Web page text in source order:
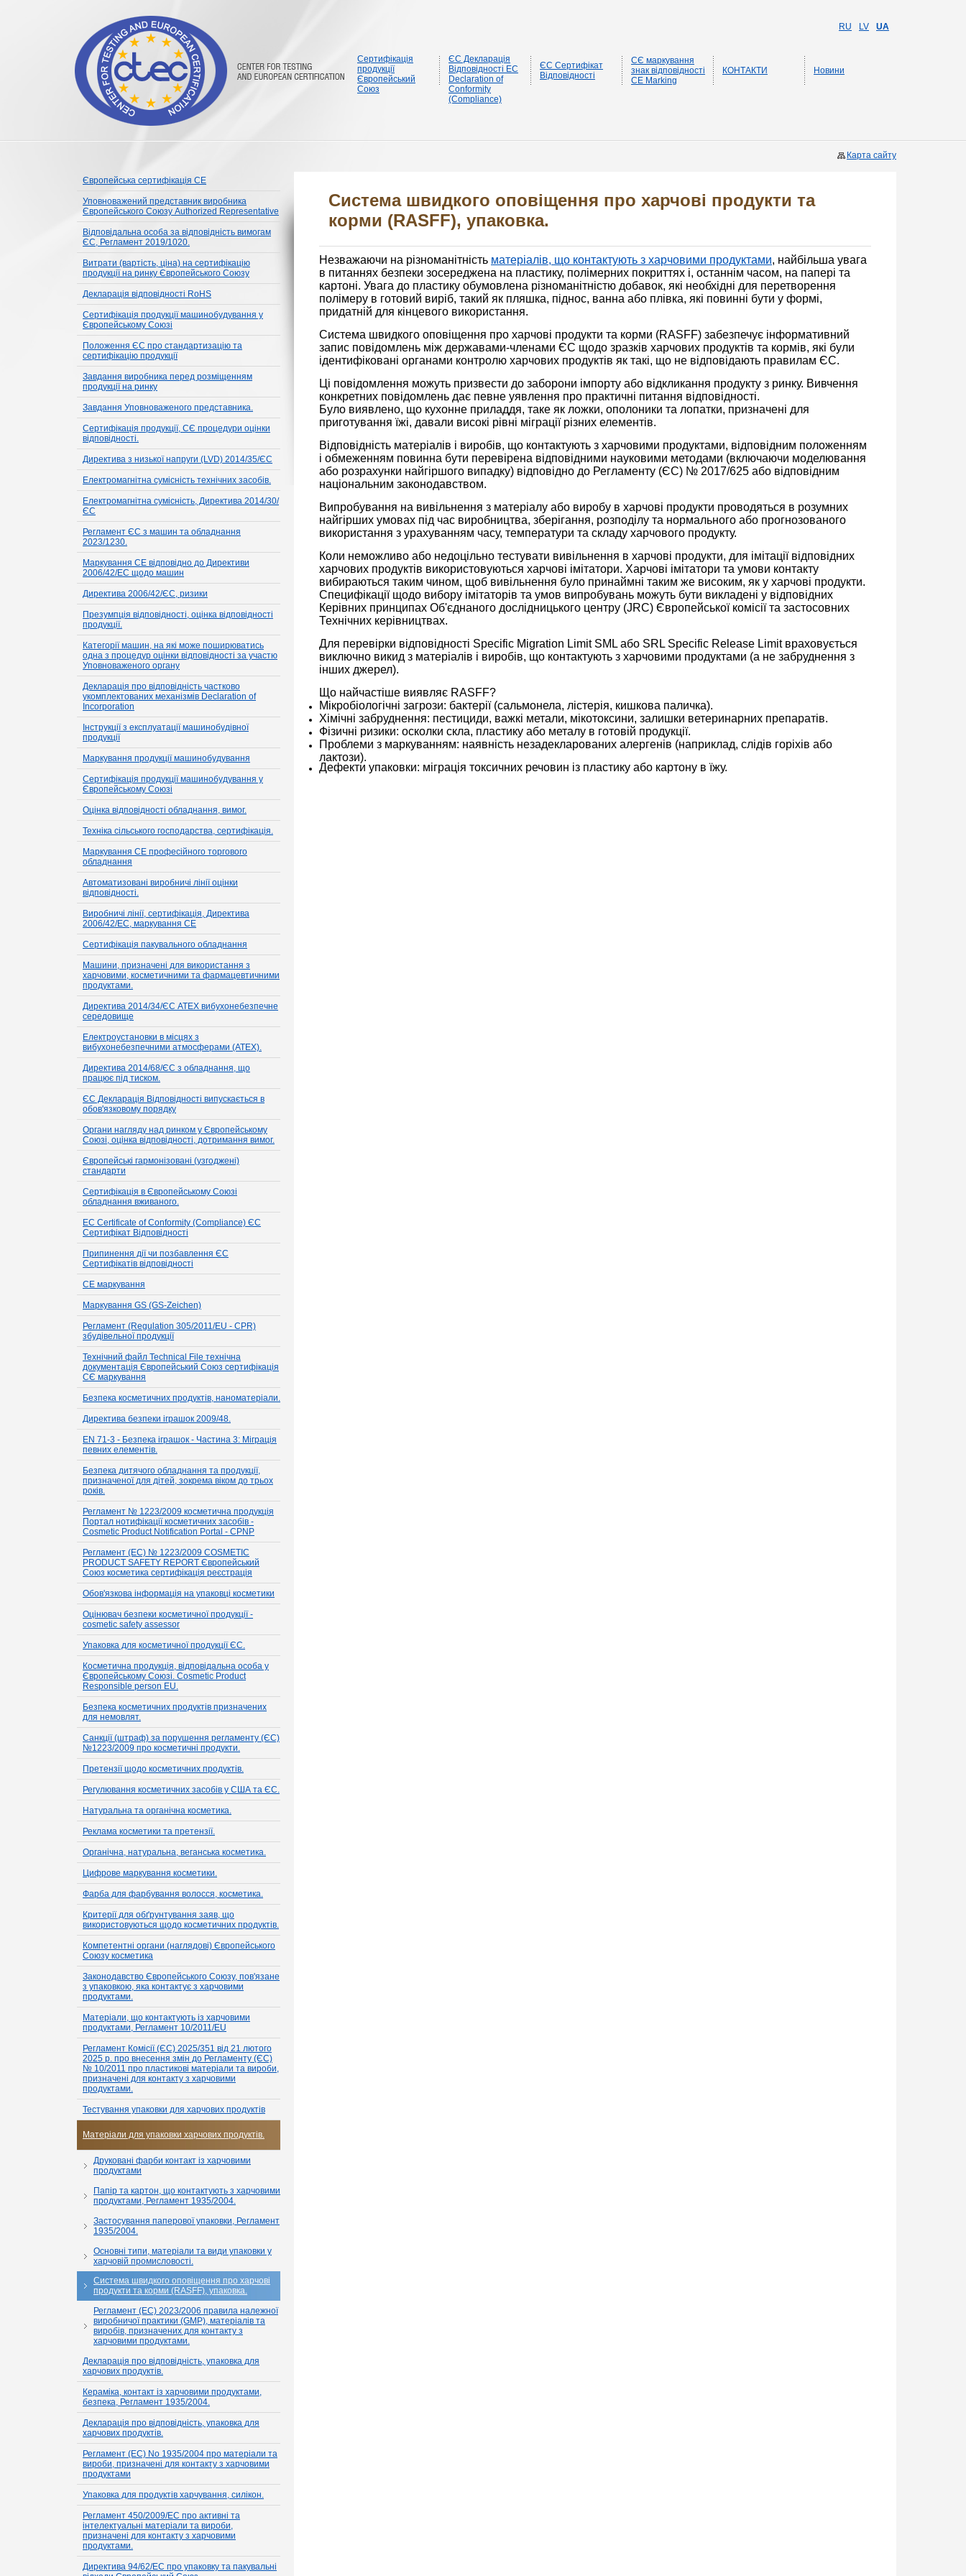
Сертифікація
продукції
Європейський
Союз
ЄС Декларація
Відповідності EC
Declaration of
Conformity
(Compliance)
ЄС Сертифікат
Відповідності
CЄ маркування
знак відповідності
CE Marking
КОНТАКТИ Новини
RU LV UA
Карта сайту
Європейська сертифікація CE
Уповноважений представник виробника
Європейського Союзу Authorized Representative
Відповідальна особа за відповідність вимогам
ЄС, Регламент 2019/1020.
Витрати (вартість, ціна) на сертифікацію
продукції на ринку Європейського Союзу
Декларація відповідності RoHS
Сертифікація продукції машинобудування у
Європейському Союзі
Положення ЄС про стандартизацію та
сертифікацію продукції
Завдання виробника перед розміщенням
продукції на ринку
Завдання Уповноваженого представника.
Сертифікація продукції, СЄ процедури оцінки
відповідності.
Директива з низької напруги (LVD) 2014/35/ЄС
Електромагнітна сумісність технічних засобів.
Електромагнітна сумісність, Директива 2014/30/
ЄС
Регламент ЄС з машин та обладнання
2023/1230.
Маркування CE відповідно до Директиви
2006/42/EC щодо машин
Директива 2006/42/ЄС, ризики
Презумпція відповідності, оцінка відповідності
продукції.
Категорії машин, на які може поширюватись
одна з процедур оцінки відповідності за участю
Уповноваженого органу
Декларація про відповідність частково
укомплектованих механізмів Declaration of
Incorporation
Інструкції з експлуатації машинобудівної
продукції
Маркування продукції машинобудування
Сертифікація продукції машинобудування у
Європейському Союзі
Оцінка відповідності обладнання, вимог.
Техніка сільського господарства, сертифікація.
Маркування CE професійного торгового
обладнання
Автоматизовані виробничі лінії оцінки
відповідності.
Виробничі лінії, сертифікація, Директива
2006/42/EC, маркування CE
Сертифікація пакувального обладнання
Машини, призначені для використання з
харчовими, косметичними та фармацевтичними
продуктами.
Директива 2014/34/ЄС ATEX вибухонебезпечне
середовище
Електроустановки в місцях з
вибухонебезпечними атмосферами (ATEX).
Директива 2014/68/ЄС з обладнання, що
працює під тиском.
ЄС Декларація Відповідності випускається в
обов'язковому порядку
Органи нагляду над ринком у Європейському
Союзі, оцінка відповідності, дотримання вимог.
Європейські гармонізовані (узгоджені)
стандарти
Сертифікація в Європейському Союзі
обладнання вживаного.
EC Certificate of Conformity (Compliance) ЄС
Сертифікат Відповідності
Припинення дії чи позбавлення ЄС
Сертифікатів відповідності
СЕ маркування
Маркування GS (GS-Zeichen)
Регламент (Regulation 305/2011/EU - CPR)
збудівельної продукції
Технічний файл Technical File технічна
документація Європейський Союз сертифікація
СЄ маркування
Безпека косметичних продуктів, наноматеріали.
Директива безпеки іграшок 2009/48.
EN 71-3 - Безпека іграшок - Частина 3: Міграція
певних елементів.
Безпека дитячого обладнання та продукції,
призначеної для дітей, зокрема віком до трьох
років.
Регламент № 1223/2009 косметична продукція
Портал нотифікації косметичних засобів -
Cosmetic Product Notification Portal - CPNP
Регламент (EC) № 1223/2009 COSMETIC
PRODUCT SAFETY REPORT Європейський
Союз косметика сертифікація реєстрація
Обов'язкова інформація на упаковці косметики
Оцінювач безпеки косметичної продукції -
cosmetic safety assessor
Упаковка для косметичної продукції ЄС.
Косметична продукція, відповідальна особа у
Європейському Союзі. Cosmetic Product
Responsible person EU.
Безпека косметичних продуктів призначених
для немовлят.
Санкції (штраф) за порушення регламенту (ЄС)
№1223/2009 про косметичні продукти.
Претензії щодо косметичних продуктів.
Регулювання косметичних засобів у США та ЄС.
Натуральна та органічна косметика.
Реклама косметики та претензії.
Органічна, натуральна, веганська косметика.
Цифрове маркування косметики.
Фарба для фарбування волосся, косметика.
Критерії для обґрунтування заяв, що
використовуються щодо косметичних продуктів.
Компетентні органи (наглядові) Європейського
Союзу косметика
Законодавство Європейського Союзу, пов'язане
з упаковкою, яка контактує з харчовими
продуктами.
Матеріали, що контактують із харчовими
продуктами, Регламент 10/2011/EU
Регламент Комісії (ЄС) 2025/351 від 21 лютого
2025 р. про внесення змін до Регламенту (ЄС)
№ 10/2011 про пластикові матеріали та вироби,
призначені для контакту з харчовими
продуктами.
Тестування упаковки для харчових продуктів
Матеріали для упаковки харчових продуктів.
Друковані фарби контакт із харчовими
продуктами
Папір та картон, що контактують з харчовими
продуктами, Регламент 1935/2004.
Застосування паперової упаковки, Регламент
1935/2004.
Основні типи, матеріали та види упаковки у
харчовій промисловості.
Система швидкого оповіщення про харчові
продукти та корми (RASFF), упаковка.
Регламент (EC) 2023/2006 правила належної
виробничої практики (GMP), матеріалів та
виробів, призначених для контакту з
харчовими продуктами.
Декларація про відповідність, упаковка для
харчових продуктів.
Кераміка, контакт із харчовими продуктами,
безпека, Регламент 1935/2004.
Декларація про відповідність, упаковка для
харчових продуктів.
Регламент (EC) No 1935/2004 про матеріали та
вироби, призначені для контакту з харчовими
продуктами
Упаковка для продуктів харчування, силікон.
Регламент 450/2009/EC про активні та
інтелектуальні матеріали та вироби,
призначені для контакту з харчовими
продуктами.
Директива 94/62/EC про упаковку та пакувальні
Система швидкого оповіщення про харчові продукти та
корми (RASFF), упаковка.
Незважаючи на різноманітність матеріалів, що контактують з харчовими продуктами, найбільша увага
в питаннях безпеки зосереджена на пластику, полімерних покриттях і, останнім часом, на папері та
картоні. Увага до пластику обумовлена різноманітністю добавок, які необхідні для перетворення
полімеру в готовий виріб, такий як пляшка, піднос, ванна або плівка, які повинні бути у формі,
придатній для кінцевого використання.
Система швидкого оповіщення про харчові продукти та корми (RASFF) забезпечує інформативний
запис повідомлень між державами-членами ЄС щодо зразків харчових продуктів та кормів, які були
ідентифіковані органами контролю харчових продуктів як такі, що не відповідають правилам ЄС.
Ці повідомлення можуть призвести до заборони імпорту або відкликання продукту з ринку. Вивчення
конкретних повідомлень дає певне уявлення про практичні питання відповідності.
Було виявлено, що кухонне приладдя, таке як ложки, ополоники та лопатки, призначені для
приготування їжі, давали високі рівні міграції різних елементів.
Відповідність матеріалів і виробів, що контактують з харчовими продуктами, відповідним положенням
і обмеженням повинна бути перевірена відповідними науковими методами (включаючи моделювання
або розрахунки найгіршого випадку) відповідно до Регламенту (ЄС) № 2017/625 або відповідним
національним законодавством.
Випробування на вивільнення з матеріалу або виробу в харчові продукти проводяться в розумних
найгірших умовах під час виробництва, зберігання, розподілу та нормального або прогнозованого
використання з урахуванням часу, температури та складу харчового продукту.
Коли неможливо або недоцільно тестувати вивільнення в харчові продукти, для імітації відповідних
харчових продуктів використовуються харчові імітатори. Харчові імітатори та умови контакту
вибираються таким чином, щоб вивільнення було принаймні таким же високим, як у харчові продукти.
Специфікації щодо вибору імітаторів та умов випробувань можуть бути викладені у відповідних
Керівних принципах Об'єднаного дослідницького центру (JRC) Європейської комісії та застосовних
Технічних керівництвах.
Для перевірки відповідності Specific Migration Limit SML або SRL Specific Release Limit враховується
виключно викид з матеріалів і виробів, що контактують з харчовими продуктами (а не забруднення з
інших джерел).
Що найчастіше виявляє RASFF?
Мікробіологічні загрози: бактерії (сальмонела, лістерія, кишкова паличка).
Хімічні забруднення: пестициди, важкі метали, мікотоксини, залишки ветеринарних препаратів.
Фізичні ризики: осколки скла, пластику або металу в готовій продукції.
Проблеми з маркуванням: наявність незадекларованих алергенів (наприклад, слідів горіхів або
лактози).
Дефекти упаковки: міграція токсичних речовин із пластику або картону в їжу.